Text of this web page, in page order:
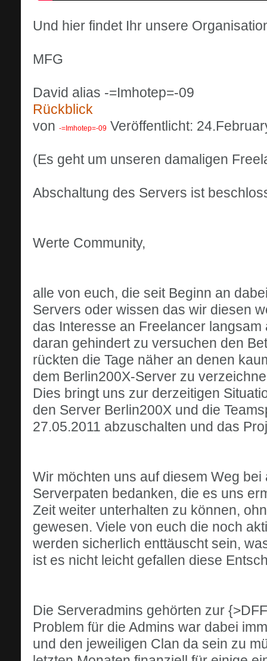
Und hier findet Ihr unsere
MFG
David alias -=Imhotep=-09
Rückblick
von -=Imhotep=-09 Veröffentlicht:
(Es geht um unseren damaligen
Abschaltung des Servers ist
Werte Community,
alle von euch, die seit Beginn an
Servers oder wissen das wir diesen
das Interesse an Freelancer
daran gehindert zu versuchen den
rückten die Tage näher an denen
dem Berlin200X-Server zu
Dies bringt uns zur derzeitigen
den Server Berlin200X und die
27.05.2011 abzuschalten und das
Wir möchten uns auf diesem Weg
Serverpaten bedanken, die es uns
Zeit weiter unterhalten zu können,
gewesen. Viele von euch die noch
werden sicherlich enttäuscht sein,
ist es nicht leicht gefallen diese
Die Serveradmins gehörten zur
Problem für die Admins war dabei
und den jeweiligen Clan da sein zu